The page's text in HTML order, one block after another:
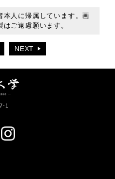
本人に帰属しています。画
ご遠慮願います。
NEXT
1